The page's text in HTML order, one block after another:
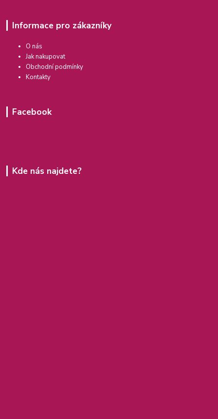
Informace pro zákazníky
O nás
Jak nakupovat
Obchodní podmínky
Kontakty
Facebook
Kde nás najdete?